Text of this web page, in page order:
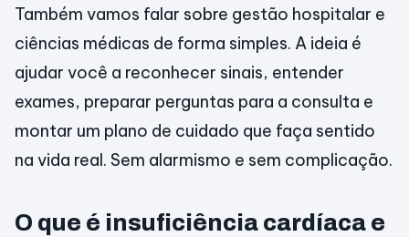
Também vamos falar sobre gestão hospitalar e
ciências médicas de forma simples. A ideia é
ajudar você a reconhecer sinais, entender
exames, preparar perguntas para a consulta e
montar um plano de cuidado que faça sentido
na vida real. Sem alarmismo e sem complicação.
O que é insuficiência cardíaca e